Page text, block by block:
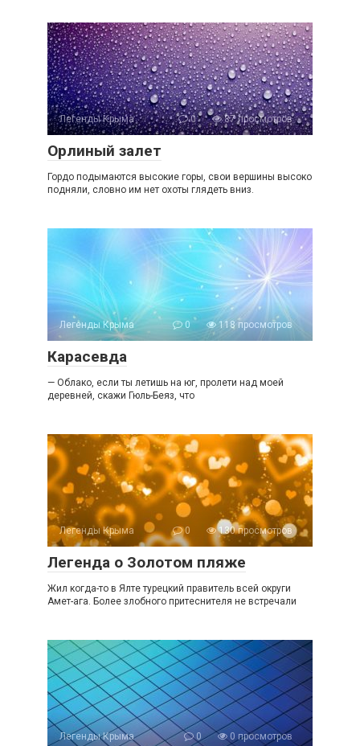
Легенды Крыма 0 87 просмотров
Орлиный залет
Гордо подымаются высокие горы, свои вершины высоко
подняли, словно им нет охоты глядеть вниз.
Легенды Крыма 0 118 просмотров
Карасевда
— Облако, если ты летишь на юг, пролети над моей
деревней, скажи Гюль-Беяз, что
Легенды Крыма 0 130 просмотров
Легенда о Золотом пляже
Жил когда-то в Ялте турецкий правитель всей округи
Амет-ага. Более злобного притеснителя не встречали
Легенды Крыма 0 0 просмотров